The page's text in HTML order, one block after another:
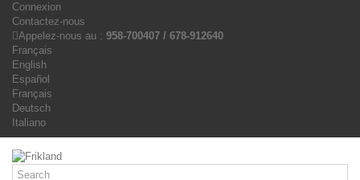
Connexion
Contactez-nous
Appelez-nous au : 958-700407 / 678-912640
Français
English
Español
Français
Deutsch
Italiano